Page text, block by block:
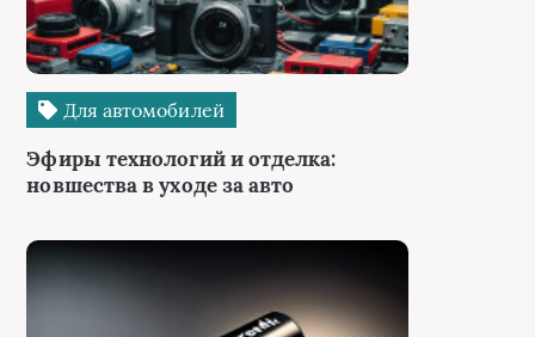
Для автомобилей
Эфиры технологий и отделка:
новшества в уходе за авто